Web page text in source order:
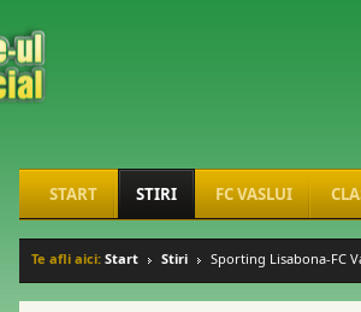
START STIRI FC VASLUI
Te afli aici: Start Stiri Sporting Lisabona-FC